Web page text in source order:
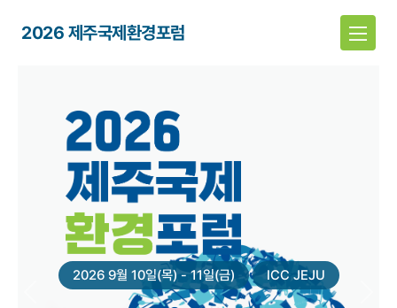
2026 제주국제환경포럼
2026 9월 10일(목) - 11일(금)
ICC JEJU